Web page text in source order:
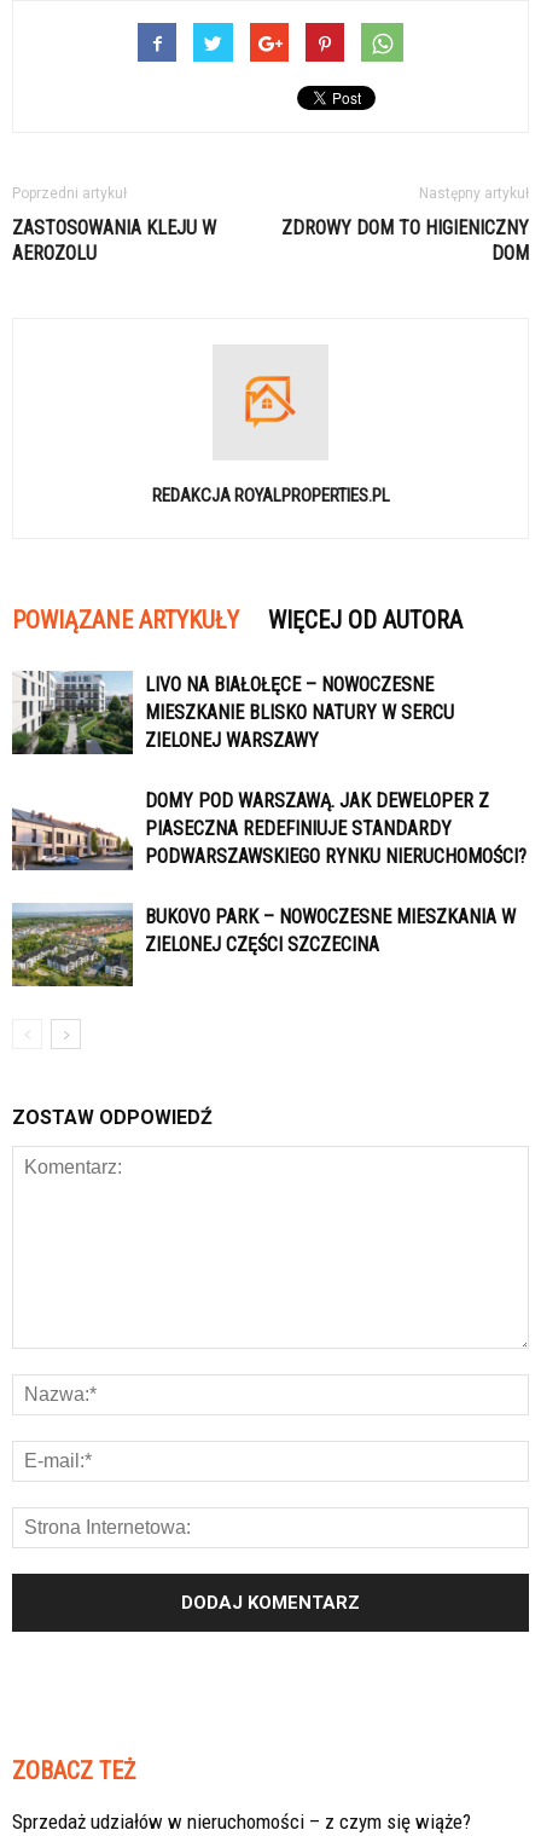
Poprzedni artykuł
ZASTOSOWANIA KLEJU W
AEROZOLU
Następny artykuł
ZDROWY DOM TO HIGIENICZNY
DOM
REDAKCJA ROYALPROPERTIES.PL
POWIĄZANE ARTYKUŁY WIĘCEJ OD AUTORA
LIVO NA BIAŁOŁĘCE – NOWOCZESNE
MIESZKANIE BLISKO NATURY W SERCU
ZIELONEJ WARSZAWY
DOMY POD WARSZAWĄ. JAK DEWELOPER Z
PIASECZNA REDEFINIUJE STANDARDY
PODWARSZAWSKIEGO RYNKU NIERUCHOMOŚCI?
BUKOVO PARK – NOWOCZESNE MIESZKANIA W
ZIELONEJ CZĘŚCI SZCZECINA
ZOSTAW ODPOWIEDŹ
ZOBACZ TEŻ
Sprzedaż udziałów w nieruchomości – z czym się wiąże?